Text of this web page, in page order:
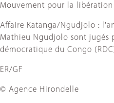
Mouvement pour la libération
Affaire Katanga/Ngudjolo :
Mathieu Ngudjolo sont jugés
démocratique du Congo
ER/GF
© Agence Hirondelle